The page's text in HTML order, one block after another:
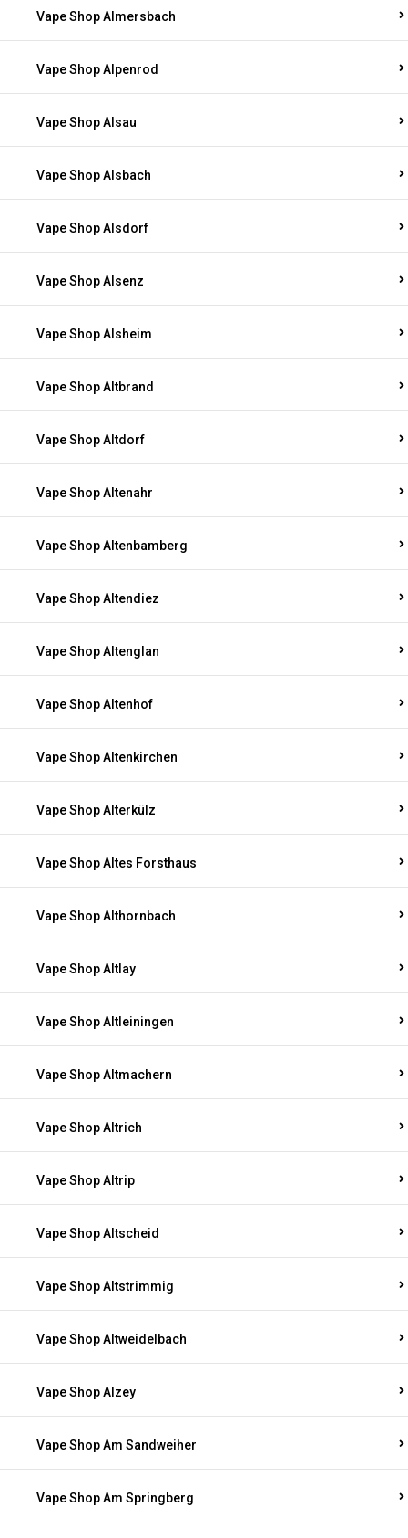
Vape Shop Almersbach
Vape Shop Alpenrod
Vape Shop Alsau
Vape Shop Alsbach
Vape Shop Alsdorf
Vape Shop Alsenz
Vape Shop Alsheim
Vape Shop Altbrand
Vape Shop Altdorf
Vape Shop Altenahr
Vape Shop Altenbamberg
Vape Shop Altendiez
Vape Shop Altenglan
Vape Shop Altenhof
Vape Shop Altenkirchen
Vape Shop Alterkülz
Vape Shop Altes Forsthaus
Vape Shop Althornbach
Vape Shop Altlay
Vape Shop Altleiningen
Vape Shop Altmachern
Vape Shop Altrich
Vape Shop Altrip
Vape Shop Altscheid
Vape Shop Altstrimmig
Vape Shop Altweidelbach
Vape Shop Alzey
Vape Shop Am Sandweiher
Vape Shop Am Springberg